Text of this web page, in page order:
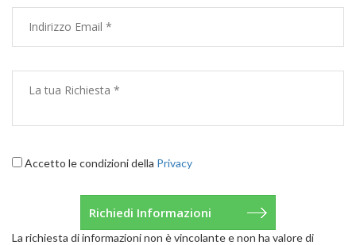
Accetto le condizioni della Privacy
La richiesta di informazioni non è vincolante e non ha valore di